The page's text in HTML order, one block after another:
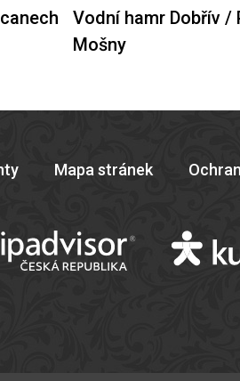
Vodní hamr Dobřív
Mošny
Mapa stránek